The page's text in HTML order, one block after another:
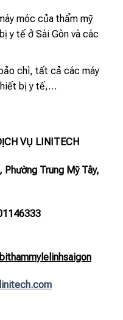
móc của thẩm mỹ
y tế ở Sài Gòn và các
chì, tất cả các máy
bị y tế,…
VỤ LINITECH
Trung Mỹ Tây,